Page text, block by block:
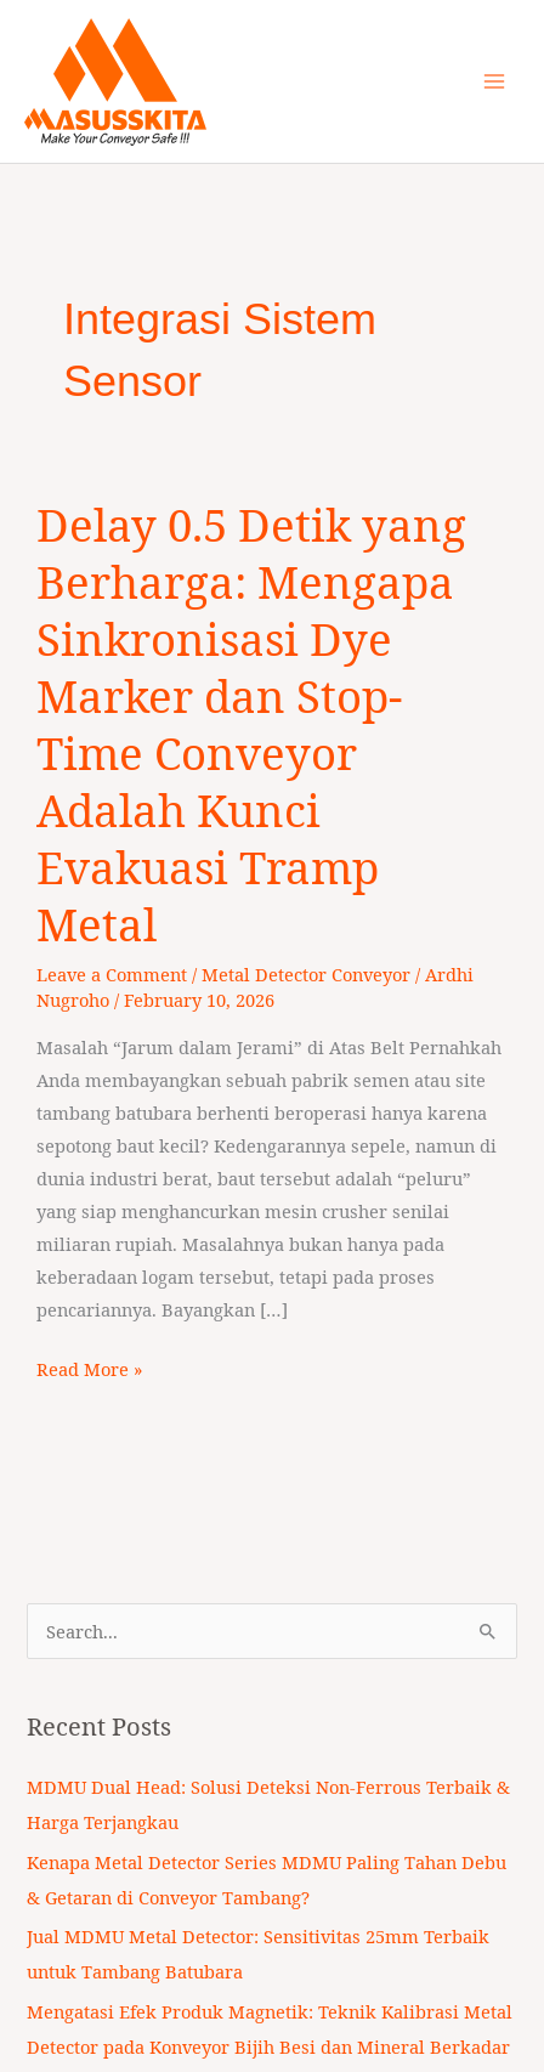
content
Integrasi Sistem
Sensor
Delay 0.5 Detik yang
Berharga: Mengapa
Sinkronisasi Dye
Marker dan Stop-
Time Conveyor
Adalah Kunci
Evakuasi Tramp
Metal
Leave a Comment / Metal Detector Conveyor/ Ardhi
Nugroho / February 10, 2026
Masalah “Jarum dalam Jerami” di Atas Belt Pernahkah
Anda membayangkan sebuah pabrik semen atau site
tambang batubara berhenti beroperasi hanya karena
sepotong baut kecil? Kedengarannya sepele, namun di
dunia industri berat, baut tersebut adalah “peluru”
yang siap menghancurkan mesin crusher senilai
miliaran rupiah. Masalahnya bukan hanya pada
keberadaan logam tersebut, tetapi pada proses
pencariannya. Bayangkan […]
0.5
yang
Berharga:
Mengapa
Sinkronisasi
Dye
Marker
Stop-
Conveyor
Adalah
Kunci
Evakuasi
Tramp
Metal
Read More »
r
c
h
:
Recent Posts
MDMU Dual Head: Solusi Deteksi Non-Ferrous Terbaik &
Harga Terjangkau
Kenapa Metal Detector Series MDMU Paling Tahan Debu
& Getaran di Conveyor Tambang?
Jual MDMU Metal Detector: Sensitivitas 25mm Terbaik
untuk Tambang Batubara
Mengatasi Efek Produk Magnetik: Teknik Kalibrasi Metal
Detector pada Konveyor Bijih Besi dan Mineral Berkadar